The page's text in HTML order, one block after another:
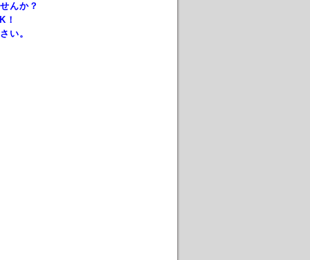
んか？
！
い。